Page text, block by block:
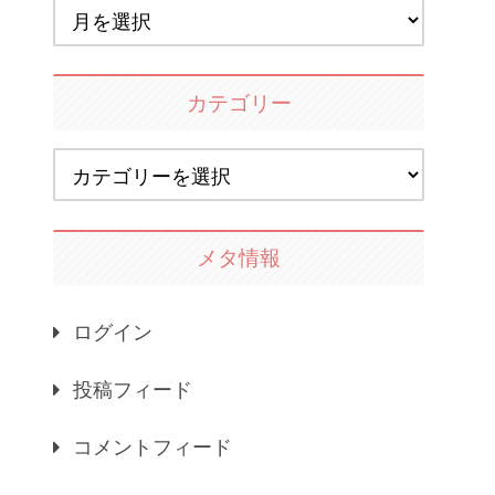
カテゴリー
メタ情報
ログイン
投稿フィード
コメントフィード